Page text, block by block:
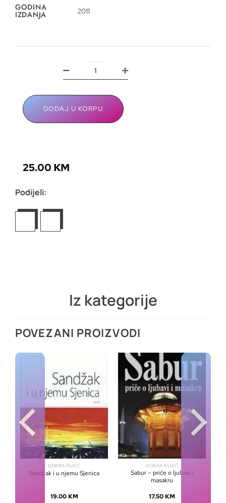
GODINA
IZDANJA 2011
DODAJ U KORPU
25.00 KM
Podijeli:
Iz kategorije
POVEZANI PROIZVODI
DOBRA RIJEČ
Sandžak i u njemu Sjenica
19.00 KM
DOBRA RIJEČ
Sabur – priče o ljubavi i
masakru
17.50 KM